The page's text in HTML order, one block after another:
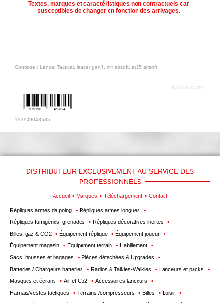
Textes, marques et caractéristiques non contractuels car
susceptibles de changer en fonction des arrivages.
Contexte : Lancer Tactical, lancer gen4, m4 airsoft, ar15 airsoft
LT-42BV10-G4-ME
1 939390 485854
193939048585
DISTRIBUTEUR EXCLUSIVEMENT AU SERVICE DES
PROFESSIONNELS
Accueil Marques Téléchargement Contact
Répliques armes de poing
Répliques armes longues
Répliques fumigènes, grenades
Répliques décoratives inertes
Billes, gaz & CO2
Équipement réplique
Équipement joueur
Équipement magasin
Équipement terrain
Habillement
Sacs, housses et bagages
Pièces détachées & Upgrades
Batteries / Chargeurs batteries
Radios & Talkies-Walkies
Lanceurs et packs
Masques et écrans
Air et Co2
Accessoires lanceurs
Harnais/vestes tactiques
Terrains /compresseurs Billes
Loisir